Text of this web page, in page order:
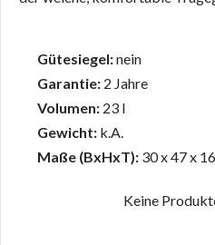
Gütesiegel:nein
Garantie: 2 Jahre
Volumen: 23 l
Gewicht: k.A.
Maße (BxHxT): 30 x 47 x 16
Keine